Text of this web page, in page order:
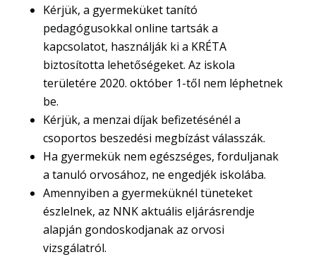
Kérjük, a gyermeküket tanító
pedagógusokkal online tartsák a
kapcsolatot, használják ki a KRÉTA
biztosította lehetőségeket. Az iskola
területére 2020. október 1-től nem léphetnek
be.
Kérjük, a menzai díjak befizetésénél a
csoportos beszedési megbízást válasszák.
Ha gyermekük nem egészséges, forduljanak
a tanuló orvosához, ne engedjék iskolába.
Amennyiben a gyermeküknél tüneteket
észlelnek, az NNK aktuális eljárásrendje
alapján gondoskodjanak az orvosi
vizsgálatról.